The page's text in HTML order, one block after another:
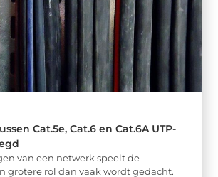
Cat.5e, Cat.6 en Cat.6A UTP-
van een netwerk speelt de
grotere rol dan vaak wordt gedacht.